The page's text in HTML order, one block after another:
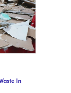
In